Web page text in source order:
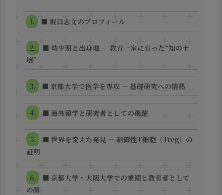
■ 坂口志文のプロフィール
■ 幼少期と出身地 ― 教育一家に育った“知の土
壌”
■ 京都大学で医学を専攻 ― 基礎研究への情熱
■ 海外留学と研究者としての飛躍
■ 世界を変えた発見 ― 制御性T細胞（Treg）の
証明
■ 京都大学・大阪大学での業績と教育者として
の顔